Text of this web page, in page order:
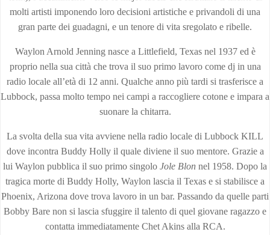
molti artisti imponendo loro decisioni artistiche e privandoli di una
gran parte dei guadagni, e un tenore di vita sregolato e ribelle.
Waylon Arnold Jenning nasce a Littlefield, Texas nel 1937 ed è
proprio nella sua città che trova il suo primo lavoro come dj in una
radio locale all’età di 12 anni. Qualche anno più tardi si trasferisce a
Lubbock, passa molto tempo nei campi a raccogliere cotone e impara a
suonare la chitarra.
La svolta della sua vita avviene nella radio locale di Lubbock KILL
dove incontra Buddy Holly il quale diviene il suo mentore. Grazie a
lui Waylon pubblica il suo primo singolo Jole Blon nel 1958. Dopo la
tragica morte di Buddy Holly, Waylon lascia il Texas e si stabilisce a
Phoenix, Arizona dove trova lavoro in un bar. Passando da quelle parti
Bobby Bare non si lascia sfuggire il talento di quel giovane ragazzo e
contatta immediatamente Chet Akins alla RCA.